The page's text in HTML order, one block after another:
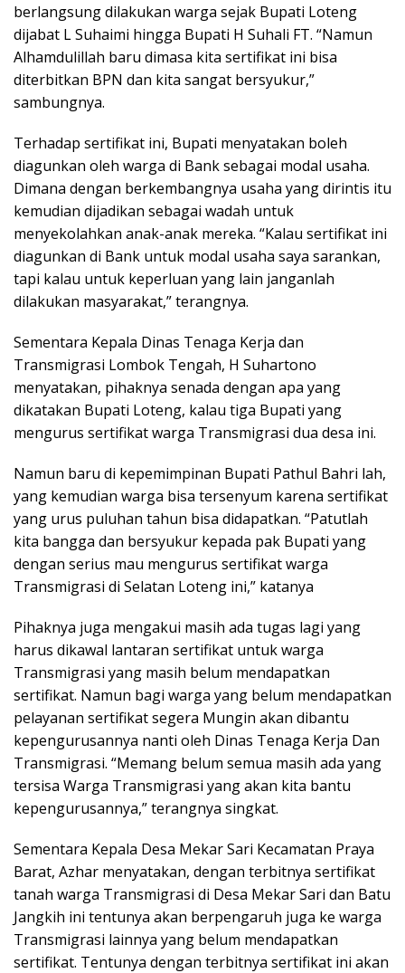
berlangsung dilakukan warga sejak Bupati Loteng
dijabat L Suhaimi hingga Bupati H Suhali FT. “Namun
Alhamdulillah baru dimasa kita sertifikat ini bisa
diterbitkan BPN dan kita sangat bersyukur,”
sambungnya.
Terhadap sertifikat ini, Bupati menyatakan boleh
diagunkan oleh warga di Bank sebagai modal usaha.
Dimana dengan berkembangnya usaha yang dirintis itu
kemudian dijadikan sebagai wadah untuk
menyekolahkan anak-anak mereka. “Kalau sertifikat ini
diagunkan di Bank untuk modal usaha saya sarankan,
tapi kalau untuk keperluan yang lain janganlah
dilakukan masyarakat,” terangnya.
Sementara Kepala Dinas Tenaga Kerja dan
Transmigrasi Lombok Tengah, H Suhartono
menyatakan, pihaknya senada dengan apa yang
dikatakan Bupati Loteng, kalau tiga Bupati yang
mengurus sertifikat warga Transmigrasi dua desa ini.
Namun baru di kepemimpinan Bupati Pathul Bahri lah,
yang kemudian warga bisa tersenyum karena sertifikat
yang urus puluhan tahun bisa didapatkan. “Patutlah
kita bangga dan bersyukur kepada pak Bupati yang
dengan serius mau mengurus sertifikat warga
Transmigrasi di Selatan Loteng ini,” katanya
Pihaknya juga mengakui masih ada tugas lagi yang
harus dikawal lantaran sertifikat untuk warga
Transmigrasi yang masih belum mendapatkan
sertifikat. Namun bagi warga yang belum mendapatkan
pelayanan sertifikat segera Mungin akan dibantu
kepengurusannya nanti oleh Dinas Tenaga Kerja Dan
Transmigrasi. “Memang belum semua masih ada yang
tersisa Warga Transmigrasi yang akan kita bantu
kepengurusannya,” terangnya singkat.
Sementara Kepala Desa Mekar Sari Kecamatan Praya
Barat, Azhar menyatakan, dengan terbitnya sertifikat
tanah warga Transmigrasi di Desa Mekar Sari dan Batu
Jangkih ini tentunya akan berpengaruh juga ke warga
Transmigrasi lainnya yang belum mendapatkan
sertifikat. Tentunya dengan terbitnya sertifikat ini akan